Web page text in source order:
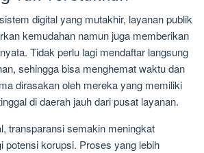
digital yang mutakhir, layanan publik
kemudahan namun juga memberikan
Tidak perlu lagi mendaftar langsung
sehingga bisa menghemat waktu dan
dirasakan oleh mereka yang memiliki
di daerah jauh dari pusat layanan.
transparansi semakin meningkat
potensi korupsi. Proses yang lebih